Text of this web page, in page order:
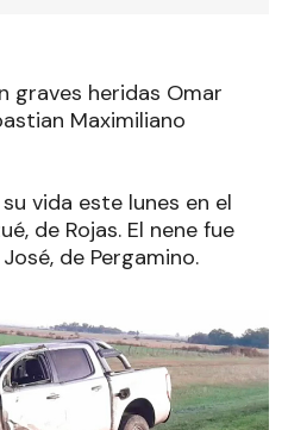
graves heridas Omar
Maximiliano
vida este lunes en el
de Rojas. El nene fue
de Pergamino.